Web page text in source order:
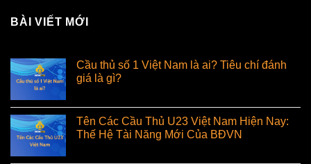
BÀI VIẾT MỚI
Cầu thủ số 1 Việt Nam là ai? Tiêu chí đánh
giá là gì?
Tên Các Cầu Thủ U23 Việt Nam Hiện Nay:
Thế Hệ Tài Năng Mới Của BĐVN